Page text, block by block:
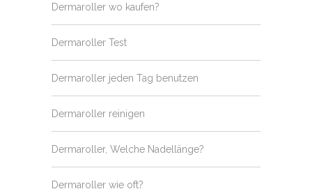
Dermaroller wo kaufen?
Dermaroller Test
Dermaroller jeden Tag benutzen
Dermaroller reinigen
Dermaroller, Welche Nadellänge?
Dermaroller wie oft?